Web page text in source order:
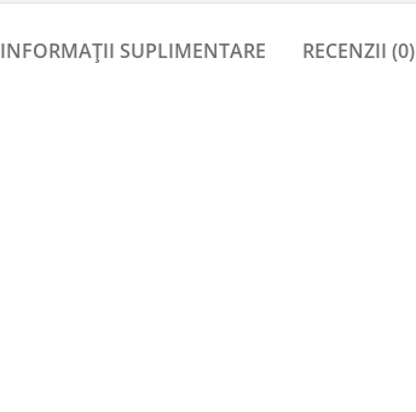
INFORMAȚII SUPLIMENTARE RECENZII (0)